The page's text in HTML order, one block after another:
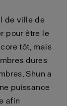
de ville de
pour être le
tôt, mais
dures
Shun a
puissance
afin